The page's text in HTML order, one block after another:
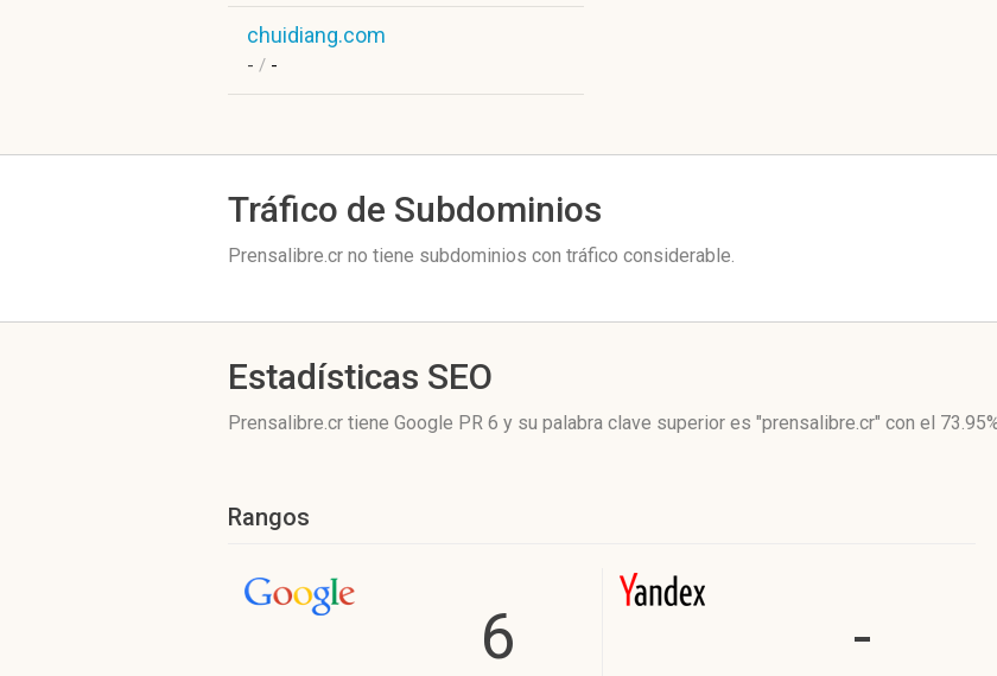
chuidiang.com
- / -
Tráfico de Subdominios
Prensalibre.cr no tiene subdominios con tráfico considerable.
Estadísticas SEO
Prensalibre.cr tiene Google PR 6 y su palabra clave superior es "prensalibre.cr" con el
Rangos
6 -